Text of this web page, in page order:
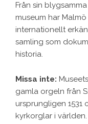
Från sin
museum har
internationellt
samling som
historia.
Missa inte:
gamla orgeln från
ursprungligen
kyrkorglar i världen.